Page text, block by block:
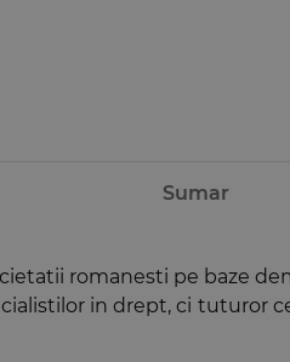
Sumar
romanesti pe baze
in drept, ci tuturor